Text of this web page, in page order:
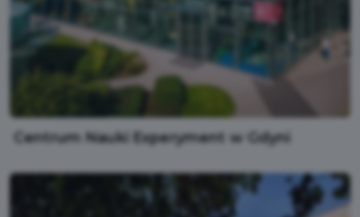
Centrum Nauki Experyment w Gdyni